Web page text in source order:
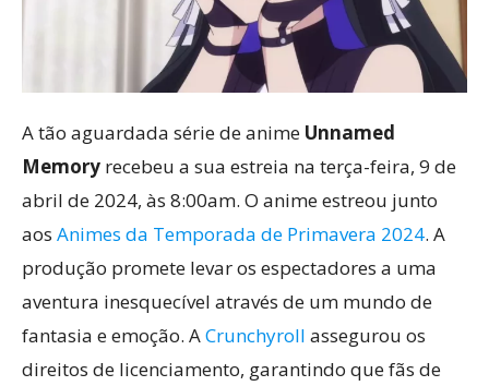
A tão aguardada série de anime Unnamed
Memory recebeu a sua estreia na terça-feira, 9 de
abril de 2024, às 8:00am. O anime estreou junto
aos Animes da Temporada de Primavera 2024. A
produção promete levar os espectadores a uma
aventura inesquecível através de um mundo de
fantasia e emoção. ACrunchyroll assegurou os
direitos de licenciamento, garantindo que fãs de